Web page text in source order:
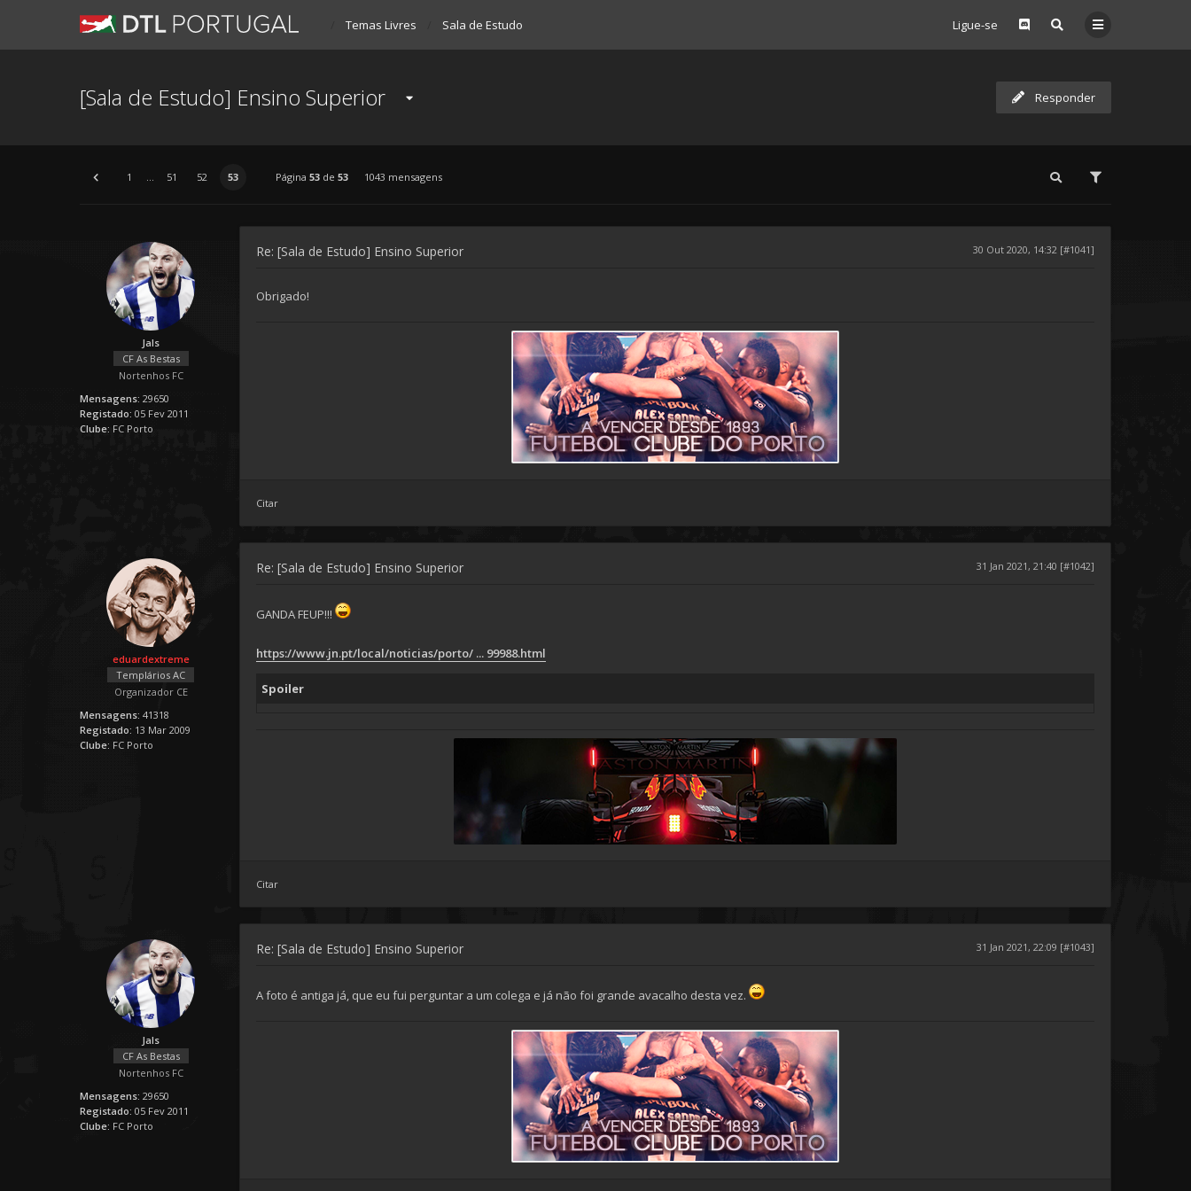
Ligue-se
Temas Livres Sala de Estudo
[Sala de Estudo] Ensino Superior Responder
1 ... 51 52 53 Página 53de 53 1043 mensagens
Jals
CF As Bestas
Nortenhos FC
Mensagens: 29650
Registado: 05 Fev 2011
Clube: FC Porto
Re: [Sala de Estudo] Ensino Superior 30 Out 2020, 14:32 [#1041]
Obrigado!
Citar
eduardextreme
Templários AC
Organizador CE
Mensagens: 41318
Registado: 13 Mar 2009
Clube: FC Porto
Re: [Sala de Estudo] Ensino Superior 31 Jan 2021, 21:40 [#1042]
GANDA FEUP!!!
https://www.jn.pt/local/noticias/porto/ ... 99988.html
Spoiler
Citar
Jals
CF As Bestas
Nortenhos FC
Mensagens: 29650
Registado: 05 Fev 2011
Clube: FC Porto
Re: [Sala de Estudo] Ensino Superior 31 Jan 2021, 22:09 [#1043]
A foto é antiga já, que eu fui perguntar a um colega e já não foi grande avacalho desta vez.